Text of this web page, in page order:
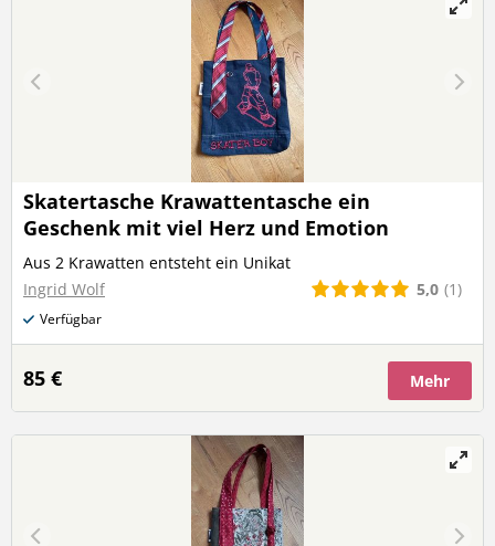
Skatertasche Krawattentasche ein
Geschenk mit viel Herz und Emotion
Aus 2 Krawatten entsteht ein Unikat
Ingrid Wolf
5,0 (1)
Verfügbar
85 € Mehr